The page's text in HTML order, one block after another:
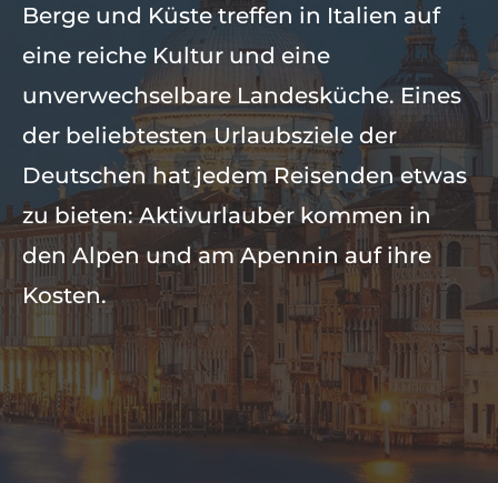
Berge und Küste treffen in Italien auf
eine reiche Kultur und eine
unverwechselbare Landesküche. Eines
der beliebtesten Urlaubsziele der
Deutschen hat jedem Reisenden etwas
zu bieten: Aktivurlauber kommen in
den Alpen und am Apennin auf ihre
Kosten.